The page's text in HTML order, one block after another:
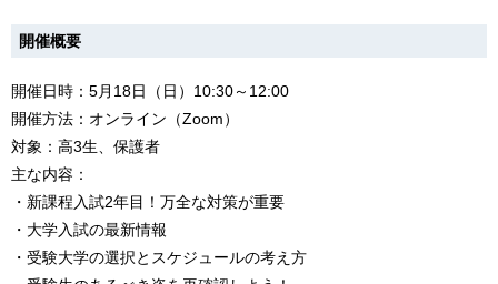
開催概要
開催日時：5月18日（日）10:30～12:00
開催方法：オンライン（Zoom）
対象：高3生、保護者
主な内容：
・新課程入試2年目！万全な対策が重要
・大学入試の最新情報
・受験大学の選択とスケジュールの考え方